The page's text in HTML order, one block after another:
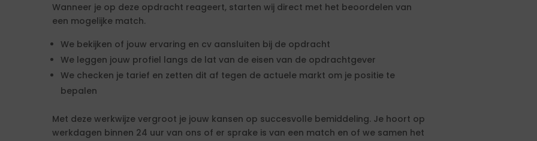
Wanneer je op deze opdracht reageert, starten wij direct met het beoordelen van
een mogelijke match.
We bekijken of jouw ervaring en cv aansluiten bij de opdracht
We leggen jouw profiel langs de lat van de eisen van de opdrachtgever
We checken je tarief en zetten dit af tegen de actuele markt om je positie te
bepalen
Met deze werkwijze vergroot je jouw kansen op succesvolle bemiddeling. Je hoort op
werkdagen binnen 24 uur van ons of er sprake is van een match en of we samen het